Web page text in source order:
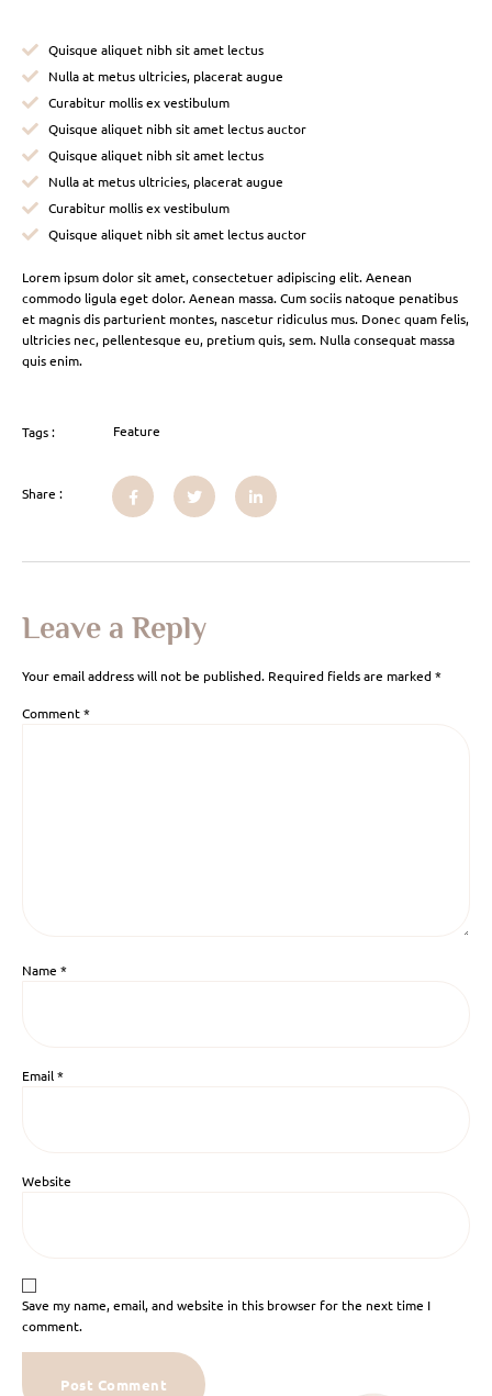
Quisque aliquet nibh sit amet lectus
Nulla at metus ultricies, placerat augue
Curabitur mollis ex vestibulum
Quisque aliquet nibh sit amet lectus auctor
Quisque aliquet nibh sit amet lectus
Nulla at metus ultricies, placerat augue
Curabitur mollis ex vestibulum
Quisque aliquet nibh sit amet lectus auctor
Lorem ipsum dolor sit amet, consectetuer adipiscing elit. Aenean
commodo ligula eget dolor. Aenean massa. Cum sociis natoque penatibus
et magnis dis parturient montes, nascetur ridiculus mus. Donec quam felis,
ultricies nec, pellentesque eu, pretium quis, sem. Nulla consequat massa
quis enim.
Tags : Feature
Share :
Leave a Reply
Your email address will not be published. Required fields are marked*
Comment*
Name *
Email*
Website
Save my name, email, and website in this browser for the next time I
comment.